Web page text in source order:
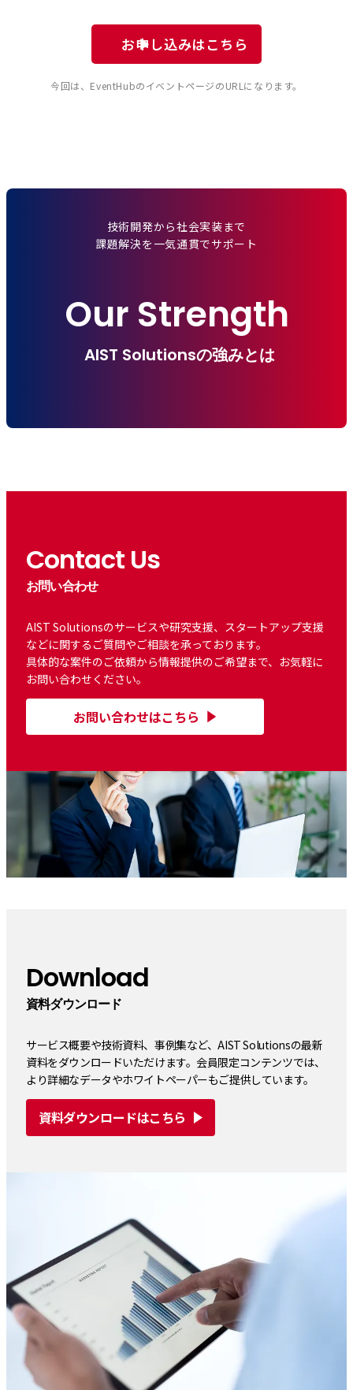
お申し込みはこちら
今回は、EventHubのイベントページのURLになります。
技術開発から社会実装まで
課題解決を一気通貫でサポート
Our Strength
AIST Solutionsの強みとは
Contact Us
お問い合わせ
AIST Solutionsのサービスや研究支援、スタートアップ支援
などに関するご質問やご相談を承っております。
具体的な案件のご依頼から情報提供のご希望まで、お気軽に
お問い合わせください。
お問い合わせはこちら
Download
資料ダウンロード
サービス概要や技術資料、事例集など、AIST Solutionsの最新
資料をダウンロードいただけます。会員限定コンテンツでは、
より詳細なデータやホワイトペーパーもご提供しています。
資料ダウンロードはこちら